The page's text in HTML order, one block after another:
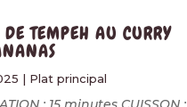
DE TEMPEH AU CURRY
| Plat principal